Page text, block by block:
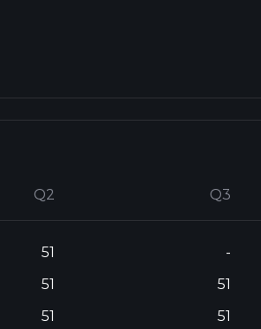
Q2 Q3
51 -
51 51
51 51